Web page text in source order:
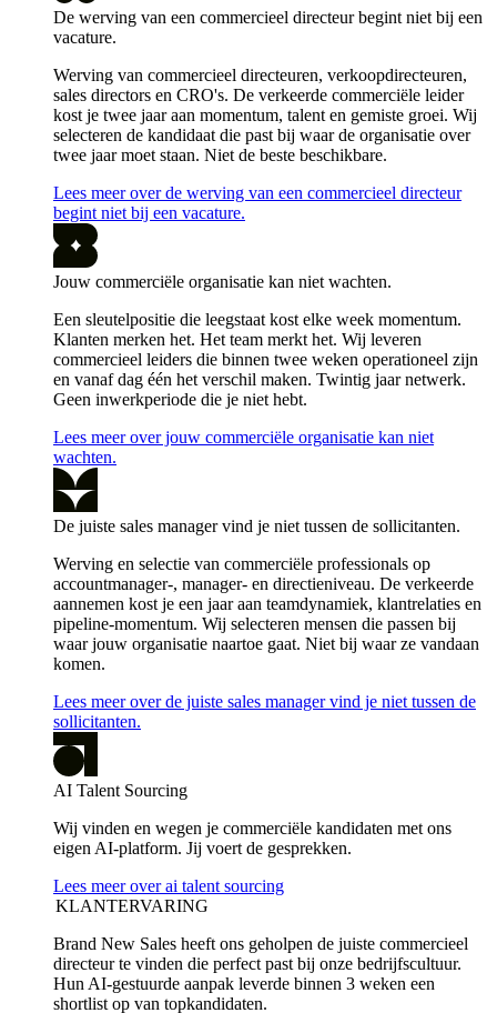
De werving van een commercieel directeur begint niet bij een
vacature.
Werving van commercieel directeuren, verkoopdirecteuren,
sales directors en CRO's. De verkeerde commerciële leider
kost je twee jaar aan momentum, talent en gemiste groei. Wij
selecteren de kandidaat die past bij waar de organisatie over
twee jaar moet staan. Niet de beste beschikbare.
Lees meer over de werving van een commercieel directeur
begint niet bij een vacature.
Jouw commerciële organisatie kan niet wachten.
Een sleutelpositie die leegstaat kost elke week momentum.
Klanten merken het. Het team merkt het. Wij leveren
commercieel leiders die binnen twee weken operationeel zijn
en vanaf dag één het verschil maken. Twintig jaar netwerk.
Geen inwerkperiode die je niet hebt.
Lees meer over jouw commerciële organisatie kan niet
wachten.
De juiste sales manager vind je niet tussen de sollicitanten.
Werving en selectie van commerciële professionals op
accountmanager-, manager- en directieniveau. De verkeerde
aannemen kost je een jaar aan teamdynamiek, klantrelaties en
pipeline-momentum. Wij selecteren mensen die passen bij
waar jouw organisatie naartoe gaat. Niet bij waar ze vandaan
komen.
Lees meer over de juiste sales manager vind je niet tussen de
sollicitanten.
AI Talent Sourcing
Wij vinden en wegen je commerciële kandidaten met ons
eigen AI-platform. Jij voert de gesprekken.
Lees meer over ai talent sourcing
KLANTERVARING
Brand New Sales heeft ons geholpen de juiste commercieel
directeur te vinden die perfect past bij onze bedrijfscultuur.
Hun AI-gestuurde aanpak leverde binnen 3 weken een
shortlist op van topkandidaten.